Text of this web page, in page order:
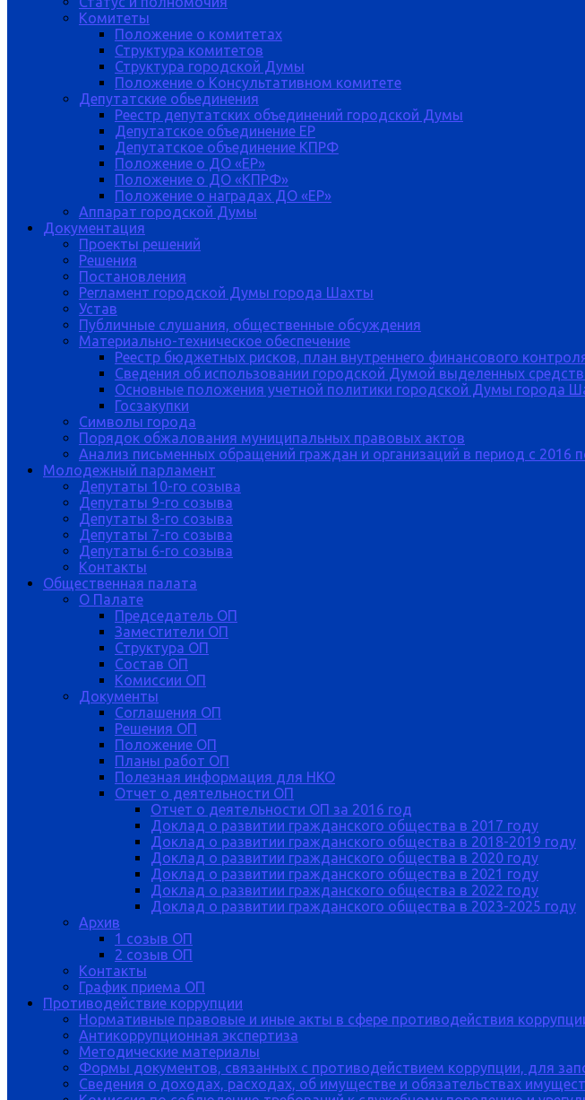
Комитеты
Положение о комитетах
Структура комитетов
Структура городской Думы
Положение о Консультативном комитете
Депутатские обьединения
Реестр депутатских объединений городской Думы
Депутатское объединение ЕР
Депутатское объединение КПРФ
Положение о ДО «ЕР»
Положение о ДО «КПРФ»
Положение о наградах ДО «ЕР»
Аппарат городской Думы
Документация
Проекты решений
Решения
Постановления
Регламент городской Думы города Шахты
Устав
Публичные слушания, общественные обсуждения
Материально-техническое обеспечение
Реестр бюджетных рисков, план внутреннего финансового
Сведения об использовании городской Думой выделенных
Основные положения учетной политики городской Думы города
Госзакупки
Символы города
Порядок обжалования муниципальных правовых актов
Анализ письменных обращений граждан и организаций в период с 2016
Молодежный парламент
Депутаты 10-го созыва
Депутаты 9-го созыва
Депутаты 8-го созыва
Депутаты 7-го созыва
Депутаты 6-го созыва
Контакты
Общественная палата
О Палате
Председатель ОП
Заместители ОП
Структура ОП
Состав ОП
Комиссии ОП
Документы
Соглашения ОП
Решения ОП
Положение ОП
Планы работ ОП
Полезная информация для НКО
Отчет о деятельности ОП
Отчет о деятельности ОП за 2016 год
Доклад о развитии гражданского общества в 2017 году
Доклад о развитии гражданского общества в 2018-2019 году
Доклад о развитии гражданского общества в 2020 году
Доклад о развитии гражданского общества в 2021 году
Доклад о развитии гражданского общества в 2022 году
Доклад о развитии гражданского общества в 2023-2025 году
Архив
1 созыв ОП
2 созыв ОП
Контакты
График приема ОП
Противодействие коррупции
Нормативные правовые и иные акты в сфере противодействия
Антикоррупционная экспертиза
Методические материалы
Формы документов, связанных с противодействием коррупции, для
Сведения о доходах, расходах, об имуществе и обязательствах